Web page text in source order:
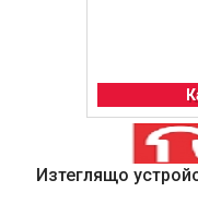
Изтеглящо